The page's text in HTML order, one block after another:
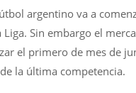
argentino va a
Sin embargo el
el primero de mes de
la última competencia.